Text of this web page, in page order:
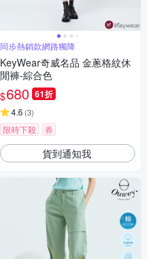
同步熱銷款網路獨降
KeyWear奇威名品 金蔥格紋休
閒褲-綜合色
$680 61折
4.6 (3)
限時下殺 券
貨到通知我